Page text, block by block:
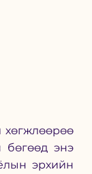
хөгжлөөрөө
бөгөөд энэ
эрхийн